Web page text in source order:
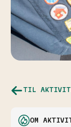
TIL
OM